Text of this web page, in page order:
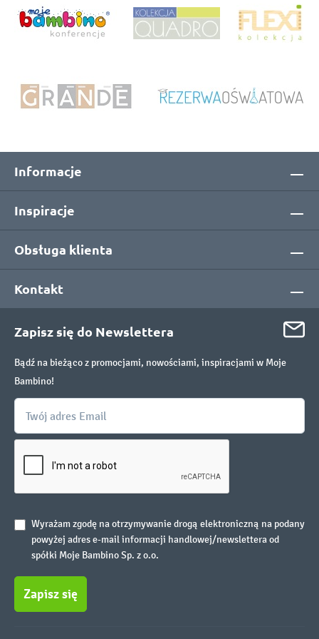
Informacje
Inspiracje
Obsługa klienta
Kontakt
Zapisz się do Newslettera
Bądź na bieżąco z promocjami, nowościami, inspiracjami w Moje
Bambino!
Wyrażam zgodę na otrzymywanie drogą elektroniczną na podany
powyżej adres e-mail informacji handlowej/newslettera od
spółki Moje Bambino Sp. z o.o.
Zapisz się